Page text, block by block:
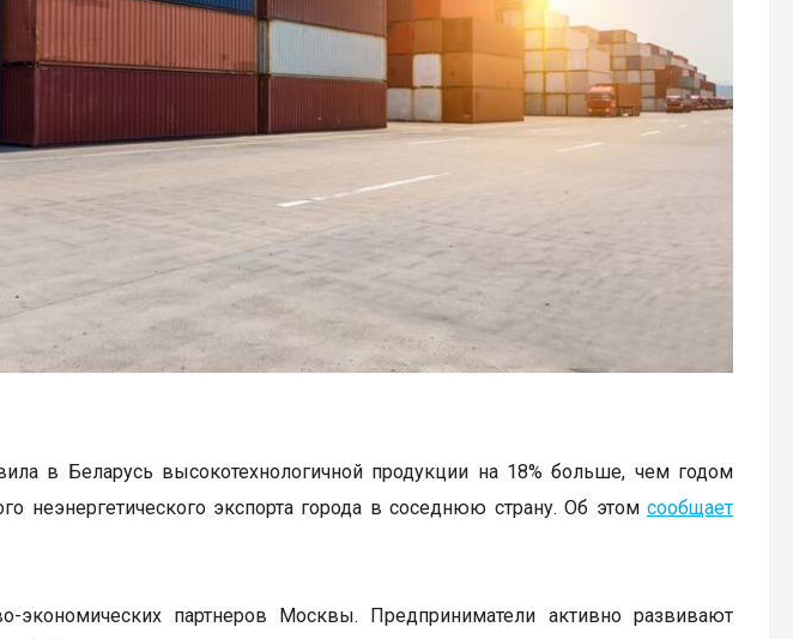
в Беларусь высокотехнологичной продукции на 18% больше, чем годом
неэнергетического экспорта города в соседнюю страну. Об этом сообщает
партнеров Москвы. Предприниматели активно развивают